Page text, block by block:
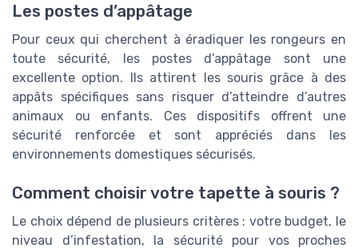
Les postes d’appâtage
Pour ceux qui cherchent à éradiquer les rongeurs en
toute sécurité, les postes d’appâtage sont une
excellente option. Ils attirent les souris grâce à des
appâts spécifiques sans risquer d’atteindre d’autres
animaux ou enfants. Ces dispositifs offrent une
sécurité renforcée et sont appréciés dans les
environnements domestiques sécurisés.
Comment choisir votre tapette à souris ?
Le choix dépend de plusieurs critères : votre budget, le
niveau d’infestation, la sécurité pour vos proches